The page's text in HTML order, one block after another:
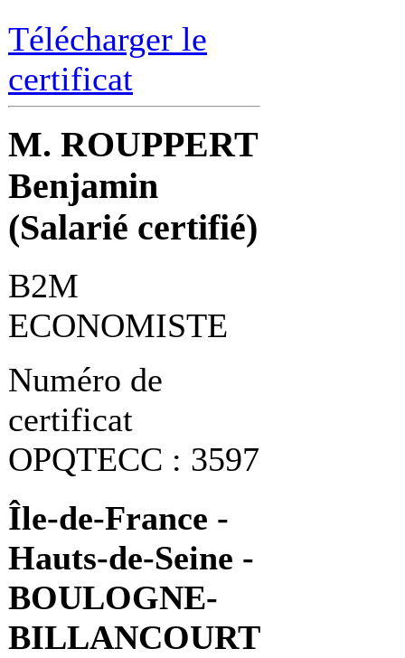
Télécharger le
certificat
M. ROUPPERT
Benjamin
(Salarié certifié)
B2M
ECONOMISTE
Numéro de
certificat
OPQTECC : 3597
Île-de-France -
Hauts-de-Seine -
BOULOGNE-
BILLANCOURT